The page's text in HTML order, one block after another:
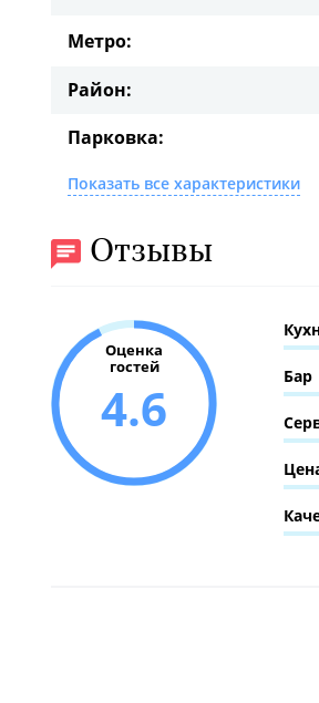
Метро:
Район:
Парковка:
Показать все характеристики
Отзывы
Оценка
гостей
4.6
Бар